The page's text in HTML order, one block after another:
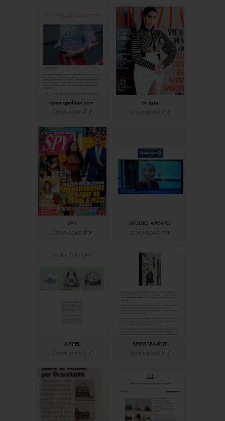
cosmopolitan.com
DOWNLOAD PDF
Grazia
DOWNLOAD PDF
SPY
DOWNLOAD PDF
STUDIO APERTO
DOWNLOAD PDF
ARPEL
DOWNLOAD PDF
SPORTFAIR.IT
DOWNLOAD PDF